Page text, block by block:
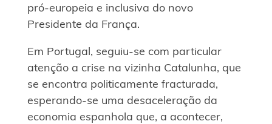
pró-europeia e inclusiva do novo
Presidente da França.
Em Portugal, seguiu-se com particular
atenção a crise na vizinha Catalunha, que
se encontra politicamente fracturada,
esperando-se uma desaceleração da
economia espanhola que, a acontecer,